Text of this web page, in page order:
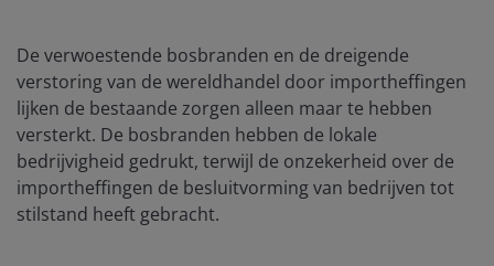
De verwoestende bosbranden en de dreigende
verstoring van de wereldhandel door importheffingen
lijken de bestaande zorgen alleen maar te hebben
versterkt. De bosbranden hebben de lokale
bedrijvigheid gedrukt, terwijl de onzekerheid over de
importheffingen de besluitvorming van bedrijven tot
stilstand heeft gebracht.